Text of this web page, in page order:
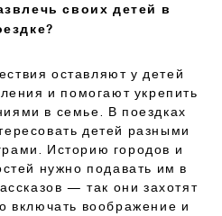
своих детей в
оставляют у детей
и помогают укрепить
в семье. В поездках
детей разными
Историю городов и
нужно подавать им в
— так они захотят
включать воображение и